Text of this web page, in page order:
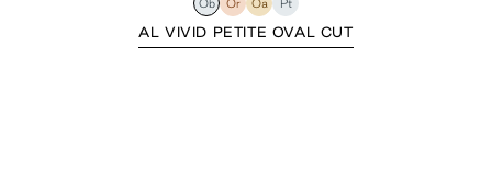
Ob Or Oa Pt
AL VIVID PETITE OVAL CUT